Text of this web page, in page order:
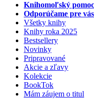
Knihomoľský
Odporúčame pre vás
Všetky knihy
Knihy roka 2025
Bestsellery
Novinky
Pripravované
Akcie a zľavy
Kolekcie
BookTok
Mám záujem o titul